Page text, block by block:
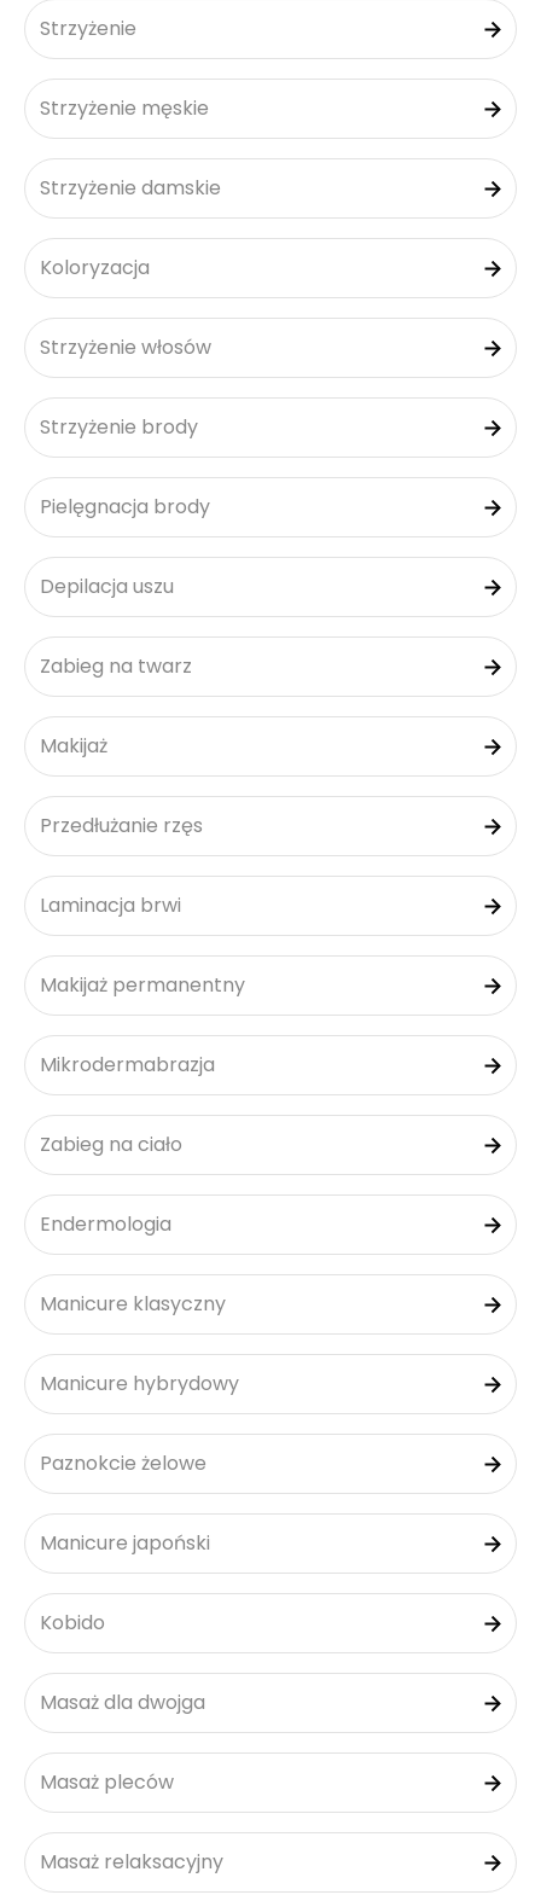
Strzyżenie
Strzyżenie męskie
Strzyżenie damskie
Koloryzacja
Strzyżenie włosów
Strzyżenie brody
Pielęgnacja brody
Depilacja uszu
Zabieg na twarz
Makijaż
Przedłużanie rzęs
Laminacja brwi
Makijaż permanentny
Mikrodermabrazja
Zabieg na ciało
Endermologia
Manicure klasyczny
Manicure hybrydowy
Paznokcie żelowe
Manicure japoński
Kobido
Masaż dla dwojga
Masaż pleców
Masaż relaksacyjny